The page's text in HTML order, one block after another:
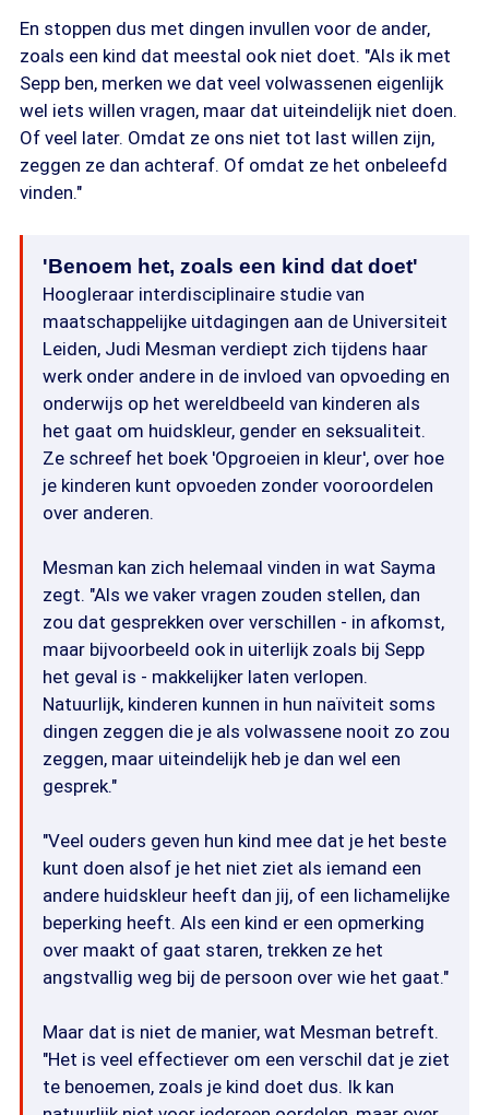
En stoppen dus met dingen invullen voor de ander,
zoals een kind dat meestal ook niet doet. "Als ik met
Sepp ben, merken we dat veel volwassenen eigenlijk
wel iets willen vragen, maar dat uiteindelijk niet doen.
Of veel later. Omdat ze ons niet tot last willen zijn,
zeggen ze dan achteraf. Of omdat ze het onbeleefd
vinden."
'Benoem het, zoals een kind dat doet'
Hoogleraar interdisciplinaire studie van
maatschappelijke uitdagingen aan de Universiteit
Leiden, Judi Mesman verdiept zich tijdens haar
werk onder andere in de invloed van opvoeding en
onderwijs op het wereldbeeld van kinderen als
het gaat om huidskleur, gender en seksualiteit.
Ze schreef het boek 'Opgroeien in kleur', over hoe
je kinderen kunt opvoeden zonder vooroordelen
over anderen.
Mesman kan zich helemaal vinden in wat Sayma
zegt. "Als we vaker vragen zouden stellen, dan
zou dat gesprekken over verschillen - in afkomst,
maar bijvoorbeeld ook in uiterlijk zoals bij Sepp
het geval is - makkelijker laten verlopen.
Natuurlijk, kinderen kunnen in hun naïviteit soms
dingen zeggen die je als volwassene nooit zo zou
zeggen, maar uiteindelijk heb je dan wel een
gesprek."
"Veel ouders geven hun kind mee dat je het beste
kunt doen alsof je het niet ziet als iemand een
andere huidskleur heeft dan jij, of een lichamelijke
beperking heeft. Als een kind er een opmerking
over maakt of gaat staren, trekken ze het
angstvallig weg bij de persoon over wie het gaat."
Maar dat is niet de manier, wat Mesman betreft.
"Het is veel effectiever om een verschil dat je ziet
te benoemen, zoals je kind doet dus. Ik kan